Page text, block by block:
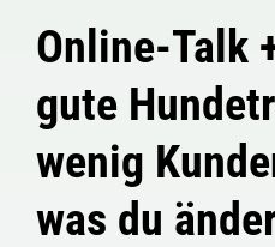
Online-Talk
gute
wenig
was du